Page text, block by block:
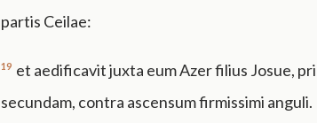
partis Ceilae:
19 et aedificavit juxta eum Azer filius Josue,
secundam, contra ascensum firmissimi anguli.